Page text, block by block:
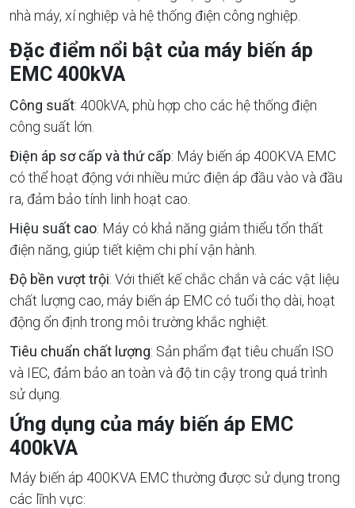
nhà máy, xí nghiệp và hệ thống điện công nghiệp.
Đặc điểm nổi bật của máy biến áp
EMC 400kVA
Công suất: 400kVA, phù hợp cho các hệ thống điện
công suất lớn.
Điện áp sơ cấp và thứ cấp: Máy biến áp 400KVA EMC
có thể hoạt động với nhiều mức điện áp đầu vào và đầu
ra, đảm bảo tính linh hoạt cao.
Hiệu suất cao: Máy có khả năng giảm thiểu tổn thất
điện năng, giúp tiết kiệm chi phí vận hành.
Độ bền vượt trội: Với thiết kế chắc chắn và các vật liệu
chất lượng cao, máy biến áp EMC có tuổi thọ dài, hoạt
động ổn định trong môi trường khắc nghiệt.
Tiêu chuẩn chất lượng: Sản phẩm đạt tiêu chuẩn ISO
và IEC, đảm bảo an toàn và độ tin cậy trong quá trình
sử dụng.
Ứng dụng của máy biến áp EMC
400kVA
Máy biến áp 400KVA EMC thường được sử dụng trong
các lĩnh vực: